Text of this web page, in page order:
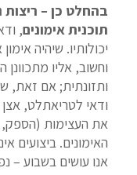
בהחלט כן –
תוכנית אימונים,
יכולותיו. שיהיה
וחשוב, אליו
ותזונתית; אם זאת,
ודאי לטריאתלט, אצן
את העצימות
האימונים. ביצועים
אנו עושים בשבוע –